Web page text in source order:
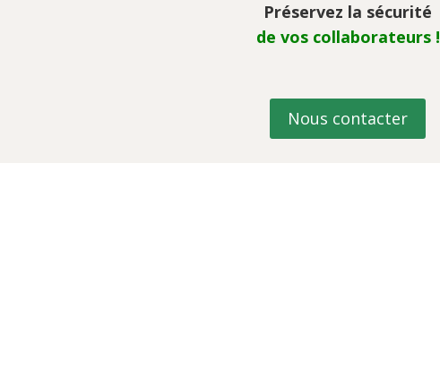
Préservez la sécurité
de vos collaborateurs !
Nous contacter